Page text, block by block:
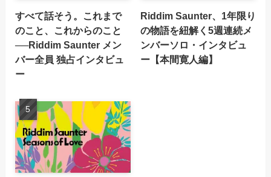
すべて話そう。これまで
のこと、これからのこと
──Riddim Saunter メン
バー全員 独占インタビュ
ー
Riddim Saunter、1年限り
の物語を紐解く5週連続メ
ンバーソロ・インタビュ
ー【本間寛人編】